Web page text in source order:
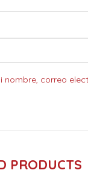
nombre, correo
PRODUCTS